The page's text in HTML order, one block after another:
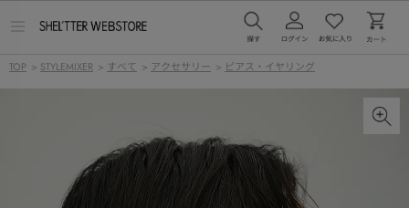
ー
TOP > STYLEMIXER > すべて > アクセサリー > ピアス・イヤリング